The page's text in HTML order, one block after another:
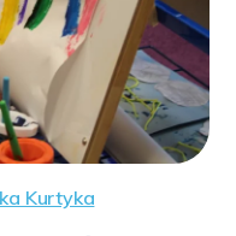
Kurtyka